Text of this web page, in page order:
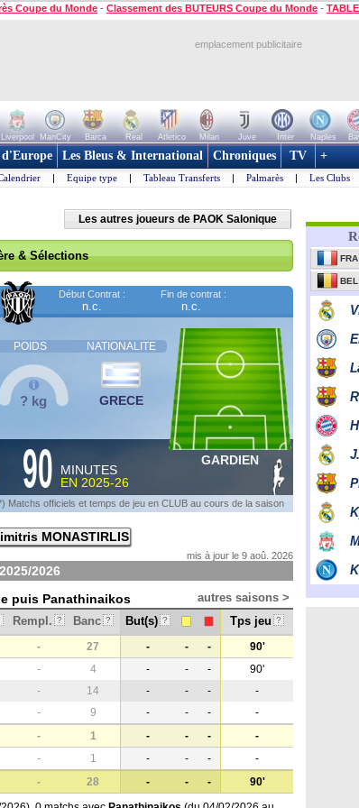
Coupe du Monde - Classement des BUTEURS Coupe du Monde -
emplacement publicitaire
Liverpool ManCity Barca Real Atletico Milan Juve Inter Naples
d'Europe Les Bleus & International Chroniques TV +
| Equipe type | Tableau Transferts | Palmarès | Les Clubs
Les autres joueurs de PAOK Salonique
& Sélections
Début Contrat :
n.c.
Fin de contrat :
n.c.
POIDS NATIONALITE
? kg GRECE
90
MINUTES
EN 2025-26
GARDIEN
Matchs officiels et temps de jeu en CLUB au cours de la saison
MONASTIRLIS
mis à jour le 9 aoû. 2026
2025/2026
puis Panathinaikos
autres saisons >
Rempl. ? Banc ? But(s) ? Tps jeu ?
- 27 - - -
90'
- 4 - - -
90'
- 14 - - -
-
- 9 - - -
-
- 1 - - -
-
- 1 - - -
-
- 28 - - -
90'